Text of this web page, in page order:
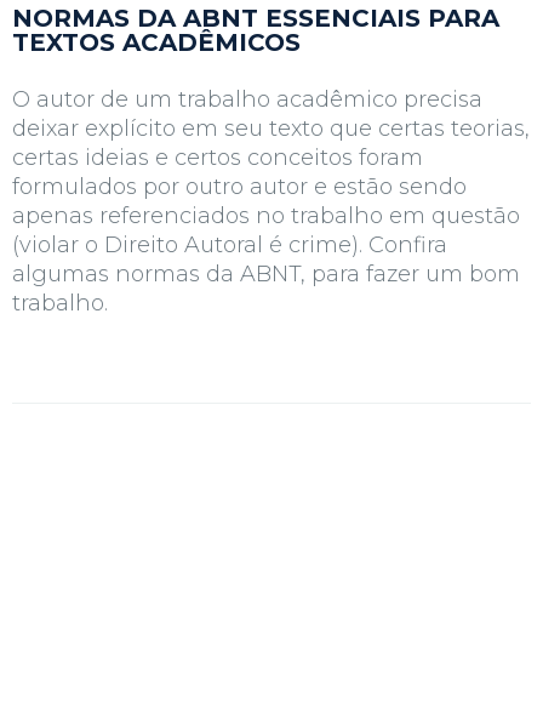
NORMAS DA ABNT ESSENCIAIS PARA
TEXTOS ACADÊMICOS
O autor de um trabalho acadêmico precisa
deixar explícito em seu texto que certas teorias,
certas ideias e certos conceitos foram
formulados por outro autor e estão sendo
apenas referenciados no trabalho em questão
(violar o Direito Autoral é crime). Confira
algumas normas da ABNT, para fazer um bom
trabalho.